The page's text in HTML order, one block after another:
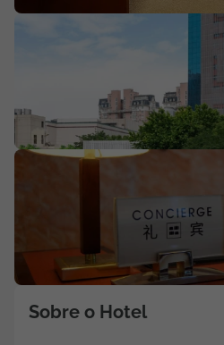
Agências
Apoio ao cliente em Portugal
218 925 471
Sobre o Hotel